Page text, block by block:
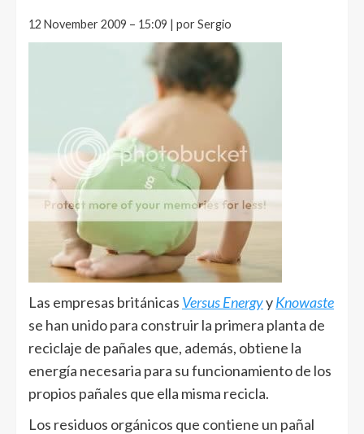
12 November 2009 – 15:09 | por Sergio
Las empresas británicas Versus EnergyyKnowaste
se han unido para construir la primera planta de
reciclaje de pañales que, además, obtiene la
energía necesaria para su funcionamiento de los
propios pañales que ella misma recicla.
Los residuos orgánicos que contiene un pañal